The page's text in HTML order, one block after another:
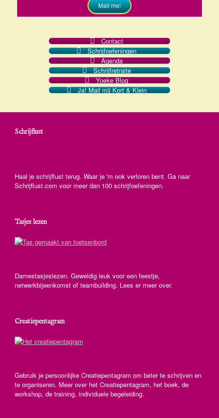
Mail me!
Contact
Schrijfoefeningen
Agenda
Schrijfretraite
Yoeke Blog
Ja! Mail mij Kort & Klein
Schrijflust
Haal je schrijflust terug. Waar je 'm ook verloren bent. Ga naar
Schrijflust.com voor meer dan 100 schrijfoefeningen.
Tasjes lezen
Damestasjeslezen. Geweldig leuk voor een feestje,
netwerkbijeenkomst of teambuilding. Lees er meer over.
Creatiepentagram
Gebruik je persoonlijke Creatiepentagram om beter te schrijven en
te organiseren. Meer over het Creatiepentagram, het boek, de
workshop, de training, individuele begeleiding.